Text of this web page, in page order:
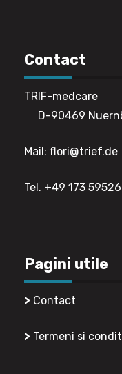
Contact
TRIF-
D-90469
Mail: flori@trief.de
Tel. +49 173
Pagini utile
> Contact
> Termeni si